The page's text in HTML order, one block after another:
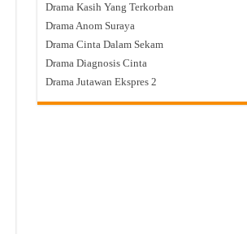
Drama Kasih Yang Terkorban
Drama Anom Suraya
Drama Cinta Dalam Sekam
Drama Diagnosis Cinta
Drama Jutawan Ekspres 2